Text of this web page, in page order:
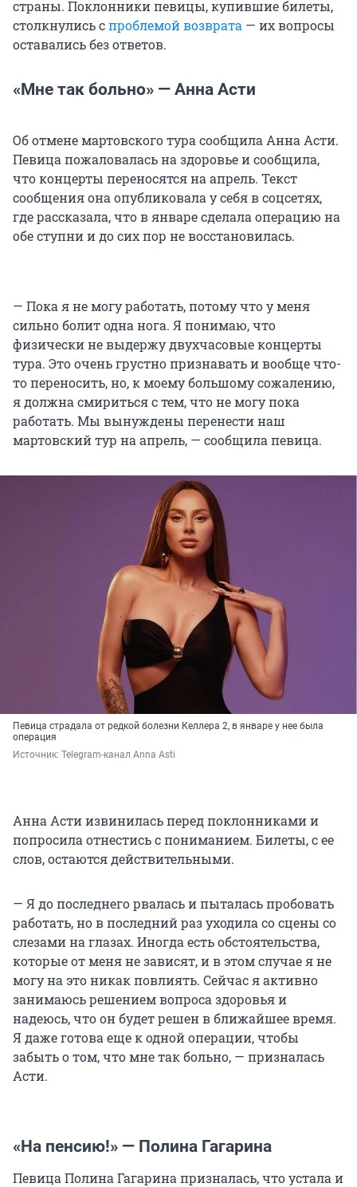
страны. Поклонники певицы, купившие билеты,
столкнулись спроблемой возврата — их вопросы
оставались без ответов.
«Мне так больно» — Анна Асти
Об отмене мартовского тура сообщила Анна Асти.
Певица пожаловалась на здоровье и сообщила,
что концерты переносятся на апрель. Текст
сообщения она опубликовала у себя в соцсетях,
где рассказала, что в январе сделала операцию на
обе ступни и до сих пор не восстановилась.
— Пока я не могу работать, потому что у меня
сильно болит одна нога. Я понимаю, что
физически не выдержу двухчасовые концерты
тура. Это очень грустно признавать и вообще что-
то переносить, но, к моему большому сожалению,
я должна смириться с тем, что не могу пока
работать. Мы вынуждены перенести наш
мартовский тур на апрель, — сообщила певица.
Певица страдала от редкой болезни Келлера 2, в январе у нее была
операция
Источник: Telegram-канал Anna Asti
Анна Асти извинилась перед поклонниками и
попросила отнестись с пониманием. Билеты, с ее
слов, остаются действительными.
— Я до последнего рвалась и пыталась пробовать
работать, но в последний раз уходила со сцены со
слезами на глазах. Иногда есть обстоятельства,
которые от меня не зависят, и в этом случае я не
могу на это никак повлиять. Сейчас я активно
занимаюсь решением вопроса здоровья и
надеюсь, что он будет решен в ближайшее время.
Я даже готова еще к одной операции, чтобы
забыть о том, что мне так больно, — призналась
Асти.
«На пенсию!» — Полина Гагарина
Певица Полина Гагарина призналась, что устала и